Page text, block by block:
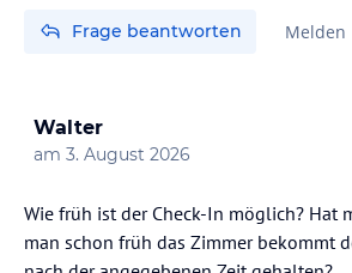
Frage beantworten Melden
Walter
am 3. August 2026
Wie früh ist der Check-In möglich? Hat
man schon früh das Zimmer bekommt